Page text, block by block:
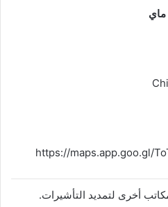
ماي
https://maps.app.goo.gl/
أخرى لتمديد التأشيرات.